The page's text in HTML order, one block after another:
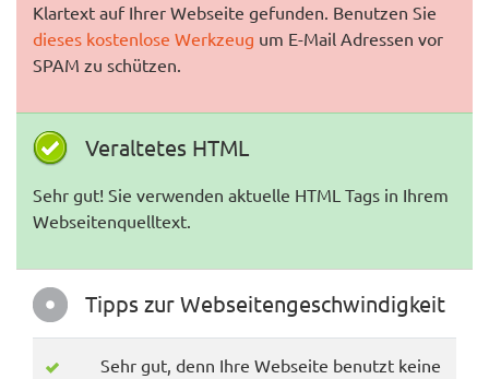
Klartext auf Ihrer Webseite gefunden. Benutzen Sie
dieses kostenlose Werkzeug um E-Mail Adressen vor
SPAM zu schützen.
Veraltetes HTML
Sehr gut! Sie verwenden aktuelle HTML Tags in Ihrem
Webseitenquelltext.
Tipps zur Webseitengeschwindigkeit
Sehr gut, denn Ihre Webseite benutzt keine